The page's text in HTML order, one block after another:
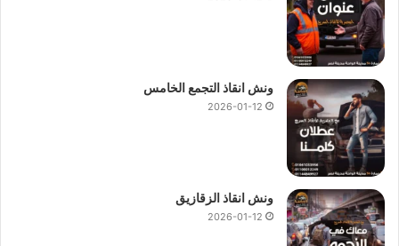
ونش انقاذ التجمع الخامس
2026-01-12
ونش انقاذ الزقازيق
2026-01-12